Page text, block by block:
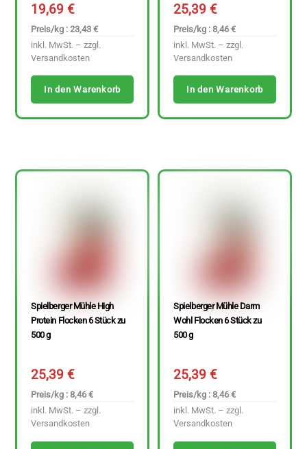
19,69€
Preis/kg : 23,43 €
inkl. MwSt. – zzgl.
Versandkosten
In den Warenkorb
25,39€
Preis/kg : 8,46 €
inkl. MwSt. – zzgl.
Versandkosten
In den Warenkorb
Spielberger Mühle High
Protein Flocken 6 Stück zu
500 g
25,39€
Preis/kg : 8,46 €
inkl. MwSt. – zzgl.
Versandkosten
Spielberger Mühle Darm
Wohl Flocken 6 Stück zu
500 g
25,39€
Preis/kg : 8,46 €
inkl. MwSt. – zzgl.
Versandkosten